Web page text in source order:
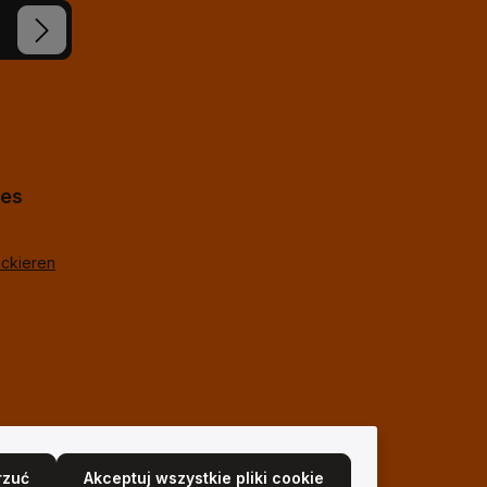
Akceptuj wszystkie pliki cookie